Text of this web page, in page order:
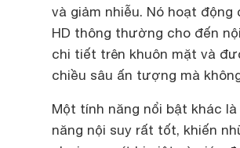
và giảm nhiễu. Nó hoạt
HD thông thường cho đến
chi tiết trên khuôn mặt và
chiều sâu ấn tượng mà
Một tính năng nổi bật khác
năng nội suy rất tốt, khiến